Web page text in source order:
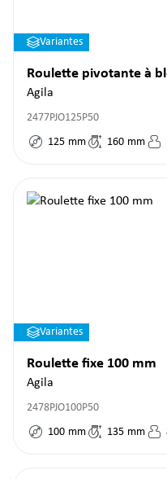
Variantes
Roulette pivotante à
Agila
2477PJO125P50
125 mm 160 mm
Variantes
Roulette fixe 100 mm
Agila
2478PJO100P50
100 mm 135 mm